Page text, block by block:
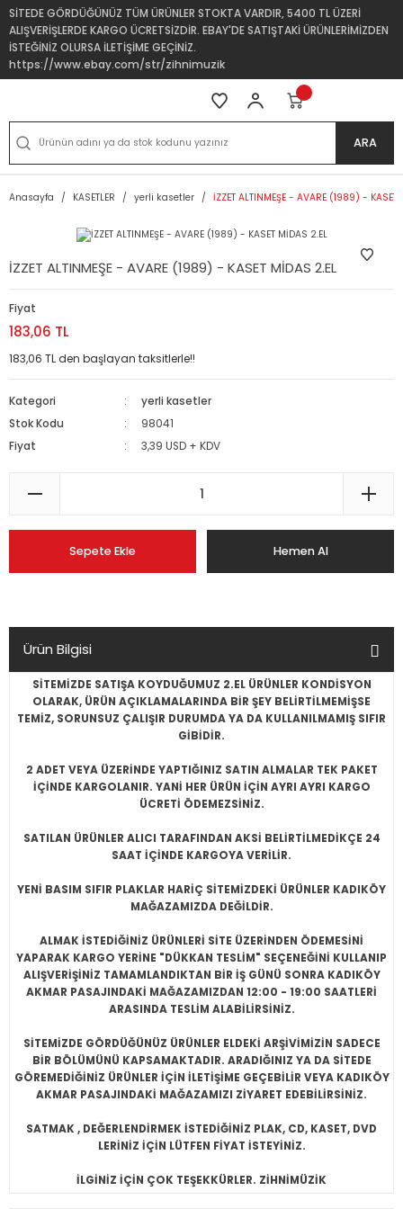
SİTEDE GÖRDÜĞÜNÜZ TÜM ÜRÜNLER STOKTA VARDIR, 5400 TL ÜZERİ
ALIŞVERİŞLERDE KARGO ÜCRETSİZDİR. EBAY'DE SATIŞTAKİ ÜRÜNLERİMİZDEN
İSTEĞİNİZ OLURSA İLETİŞİME GEÇİNİZ.
https://www.ebay.com/str/zihnimuzik
ARA
Anasayfa KASETLER yerli kasetler İZZET ALTINMEŞE - AVARE (1989) - KASET
İZZET ALTINMEŞE - AVARE (1989) - KASET MİDAS 2.EL
Fiyat
183,06 TL
183,06 TL den başlayan taksitlerle!!
Kategori
yerli kasetler
Stok Kodu
98041
Fiyat
3,39 USD + KDV
Sepete Ekle Hemen Al
Ürün Bilgisi
SİTEMİZDE SATIŞA KOYDUĞUMUZ 2.EL ÜRÜNLER KONDİSYON
OLARAK, ÜRÜN AÇIKLAMALARINDA BİR ŞEY BELİRTİLMEMİŞSE
TEMİZ, SORUNSUZ ÇALIŞIR DURUMDA YA DA KULLANILMAMIŞ SIFIR
GİBİDİR.
2 ADET VEYA ÜZERİNDE YAPTIĞINIZ SATIN ALMALAR TEK PAKET
İÇİNDE KARGOLANIR. YANİ HER ÜRÜN İÇİN AYRI AYRI KARGO
ÜCRETİ ÖDEMEZSİNİZ.
SATILAN ÜRÜNLER ALICI TARAFINDAN AKSİ BELİRTİLMEDİKÇE 24
SAAT İÇİNDE KARGOYA VERİLİR.
YENİ BASIM SIFIR PLAKLAR HARİÇ SİTEMİZDEKİ ÜRÜNLER KADIKÖY
MAĞAZAMIZDA DEĞİLDİR.
ALMAK İSTEDİĞİNİZ ÜRÜNLERİ SİTE ÜZERİNDEN ÖDEMESİNİ
YAPARAK KARGO YERİNE "DÜKKAN TESLİM" SEÇENEĞİNİ KULLANIP
ALIŞVERİŞİNİZ TAMAMLANDIKTAN BİR İŞ GÜNÜ SONRA KADIKÖY
AKMAR PASAJINDAKİ MAĞAZAMIZDAN 12:00 - 19:00 SAATLERİ
ARASINDA TESLİM ALABİLİRSİNİZ.
SİTEMİZDE GÖRDÜĞÜNÜZ ÜRÜNLER ELDEKİ ARŞİVİMİZİN SADECE
BİR BÖLÜMÜNÜ KAPSAMAKTADIR. ARADIĞINIZ YA DA SİTEDE
GÖREMEDİĞİNİZ ÜRÜNLER İÇİN İLETİŞİME GEÇEBİLİR VEYA KADIKÖY
AKMAR PASAJINDAKİ MAĞAZAMIZI ZİYARET EDEBİLİRSİNİZ.
SATMAK , DEĞERLENDİRMEK İSTEDİĞİNİZ PLAK, CD, KASET, DVD
LERİNİZ İÇİN LÜTFEN FİYAT İSTEYİNİZ.
İLGİNİZ İÇİN ÇOK TEŞEKKÜRLER. ZİHNİMÜZİK